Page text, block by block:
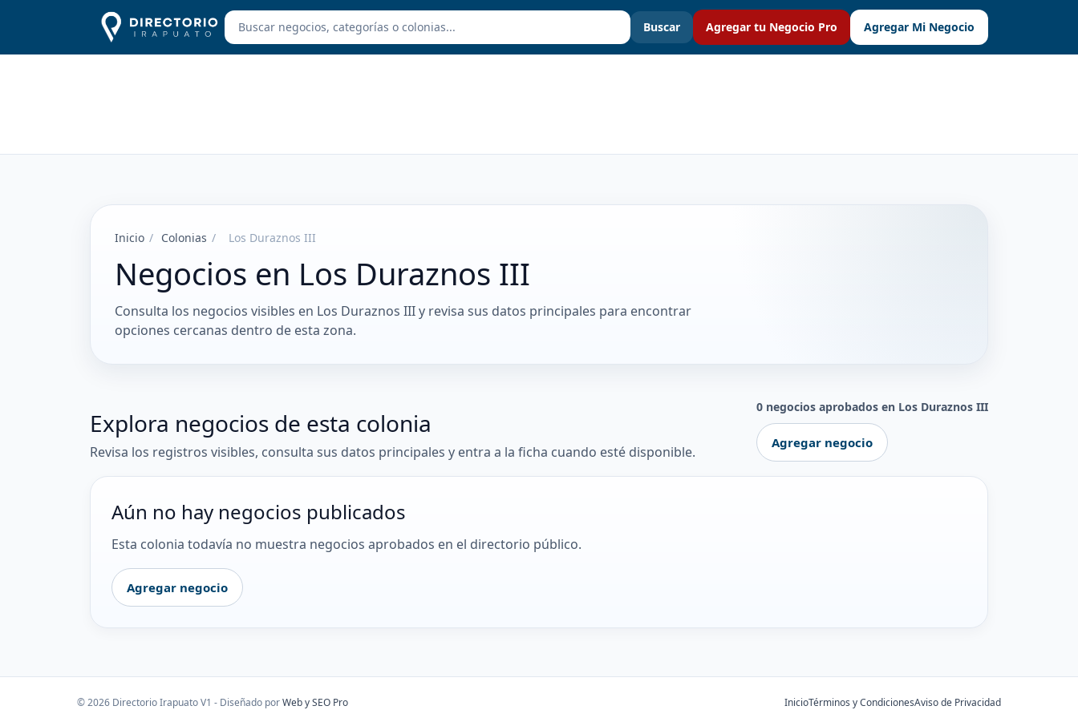
Buscar Agregar tu Negocio Pro Agregar Mi Negocio
Inicio / Colonias / Los Duraznos III
Negocios en Los Duraznos III
Consulta los negocios visibles en Los Duraznos III y revisa sus datos principales para encontrar
opciones cercanas dentro de esta zona.
Explora negocios de esta colonia
Revisa los registros visibles, consulta sus datos principales y entra a la ficha cuando esté disponible.
0 negocios aprobados en Los Duraznos III
Agregar negocio
Aún no hay negocios publicados
Esta colonia todavía no muestra negocios aprobados en el directorio público.
Agregar negocio
© 2026 Directorio Irapuato V1 - Diseñado porWeb y SEO Pro InicioTérminos y CondicionesAviso de Privacidad